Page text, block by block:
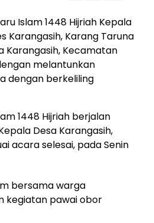
Islam 1448 Hijriah Kepala
Karangasih, Karang Taruna
Karangasih, Kecamatan
melantunkan
dengan berkeliling
1448 Hijriah berjalan
Desa Karangasih,
acara selesai, pada Senin